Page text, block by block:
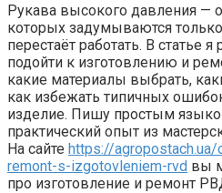
Рукава высокого давления —
которых задумываются
перестаёт работать. В статье
подойти к изготовлению и
какие материалы выбрать,
как избежать типичных
изделие. Пишу простым
практический опыт из
На сайте https://
remont-s-izgotovleniem-rvd вы
про изготовление и ремонт